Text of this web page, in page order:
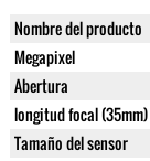
Nombre del producto
Megapixel
Abertura
longitud focal (35mm)
Tamaño del sensor